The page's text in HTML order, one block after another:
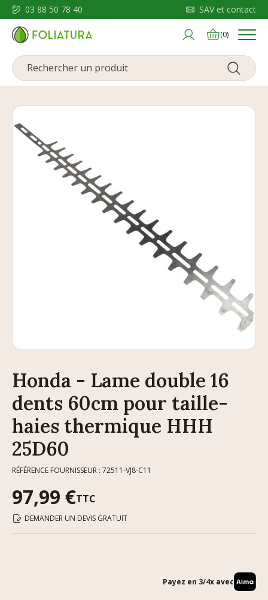
03 88 50 78 40 SAV et contact
(0) Menu
Honda - Lame double 16
dents 60cm pour taille-
haies thermique HHH
25D60
RÉFÉRENCE FOURNISSEUR : 72511-VJ8-C11
97,99 €TTC
DEMANDER UN DEVIS GRATUIT
Payez en 3/4x avec